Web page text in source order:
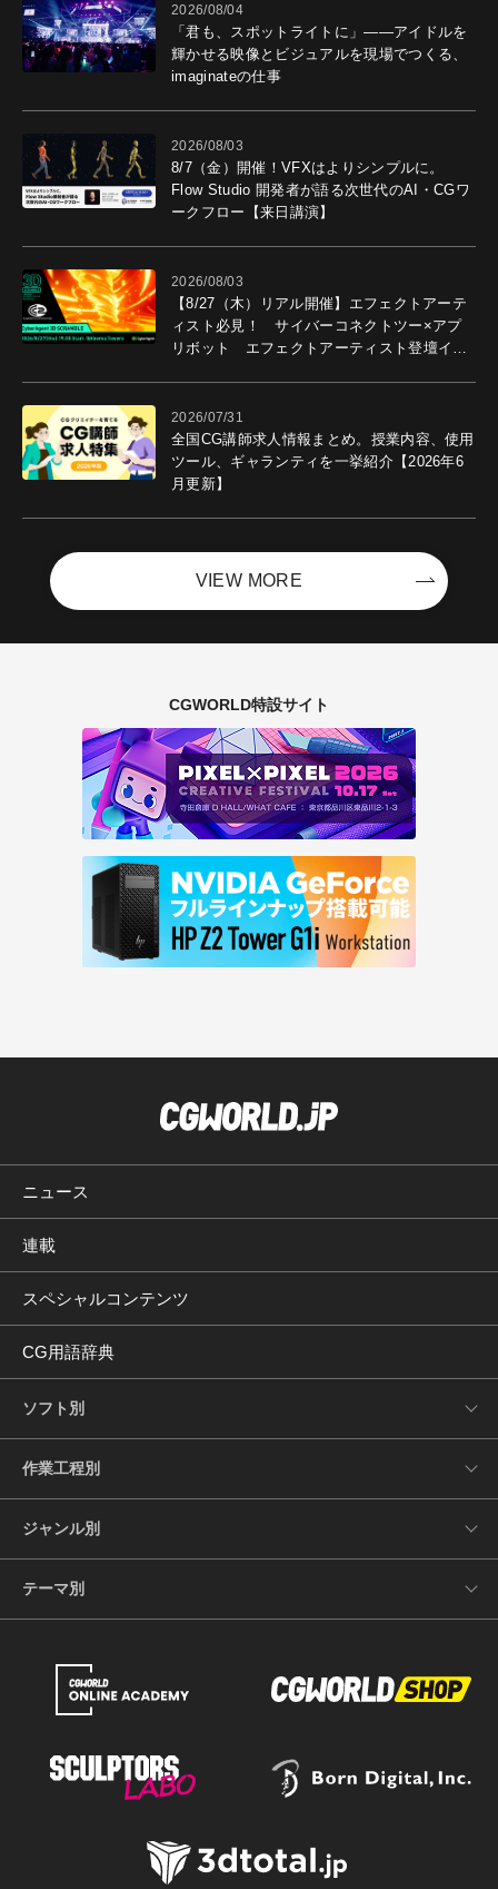
2026/08/04
「君も、スポットライトに」――アイドルを
輝かせる映像とビジュアルを現場でつくる、
imaginateの仕事
2026/08/03
8/7（金）開催！VFXはよりシンプルに。
Flow Studio 開発者が語る次世代のAI・CGワ
ークフロー【来日講演】
2026/08/03
【8/27（木）リアル開催】エフェクトアーテ
ィスト必見！ サイバーコネクトツー×アプ
リボット エフェクトアーティスト登壇イベ
2026/07/31
全国CG講師求人情報まとめ。授業内容、使用
ツール、ギャランティを一挙紹介【2026年6
月更新】
VIEW MORE
CGWORLD特設サイト
ニュース
連載
スペシャルコンテンツ
CG用語辞典
ソフト別
作業工程別
ジャンル別
テーマ別